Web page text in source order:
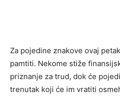
Za pojedine znakove ovaj
pamtiti. Nekome stiže
priznanje za trud, dok će
trenutak koji će im vratiti